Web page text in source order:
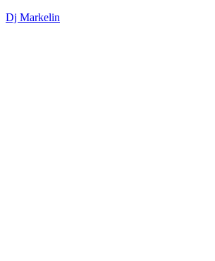
Dj Markelin